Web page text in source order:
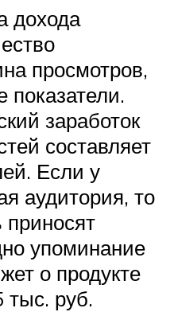
дохода
просмотров,
показатели.
заработок
составляет
Если у
аудитория, то
упоминание
о продукте
тыс. руб.